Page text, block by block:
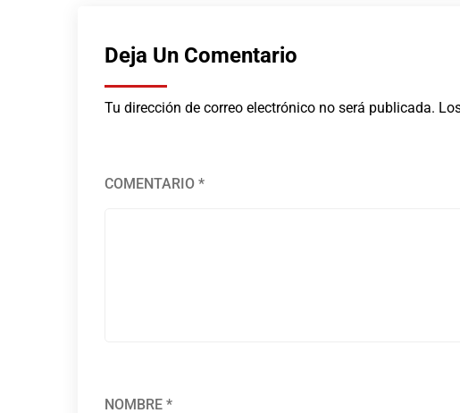
Deja Un Comentario
Tu dirección de correo electrónico no será publicada.
COMENTARIO *
NOMBRE *